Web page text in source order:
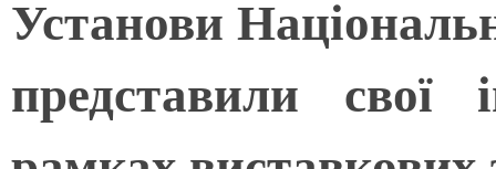
Установи
представили свої